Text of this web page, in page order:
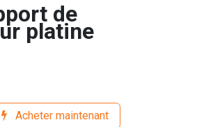
de
platine
Acheter maintenant